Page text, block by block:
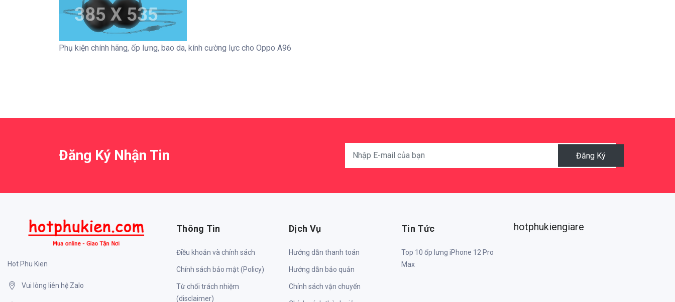
Phụ kiện chính hãng, ốp lưng, bao da, kính cường lực cho Oppo A96
Đăng Ký Nhận Tin Đăng Ký
Hot Phu Kien
Vui lòng liên hệ Zalo
Thông Tin
Điều khoản và chính sách
Chính sách bảo mật (Policy)
Từ chối trách nhiệm
(disclaimer)
Dịch Vụ
Hướng dẫn thanh toán
Hướng dẫn bảo quản
Chính sách vận chuyển
Tin Tức
Top 10 ốp lưng iPhone 12 Pro
Max
hotphukiengiare